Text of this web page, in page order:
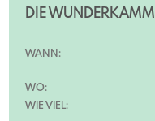
WANN:
WO:
WIE VIEL: